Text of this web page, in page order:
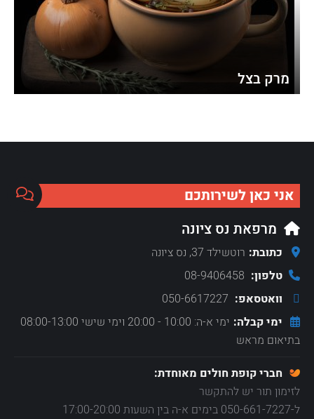
מרק בצל
אני כאן לשירותכם
מרפאת נס ציונה
כתובת: רוטשילד 37, נס ציונה
טלפון:
וואטסאפ:
ימי קבלה:
ימי א-ה: 10:00 - 20:00 וימי שישי 08:00-13:00
בתיאום מראש
חברי קופת חולים מאוחדת:
לזימון תור יש להתקשר
ל-050-661-7227 בימים א-ה בין השעות 17:00-20:00